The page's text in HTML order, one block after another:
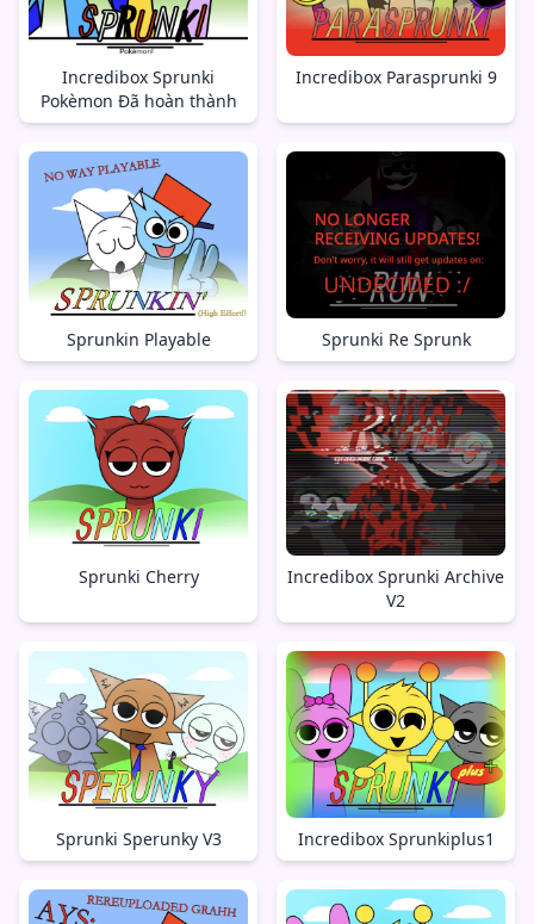
Incredibox Sprunki
Pokèmon Đã hoàn thành
Incredibox Parasprunki 9
Sprunkin Playable Sprunki Re Sprunk
Sprunki Cherry
Incredibox Sprunki Archive
V2
Sprunki Sperunky V3 Incredibox Sprunkiplus1